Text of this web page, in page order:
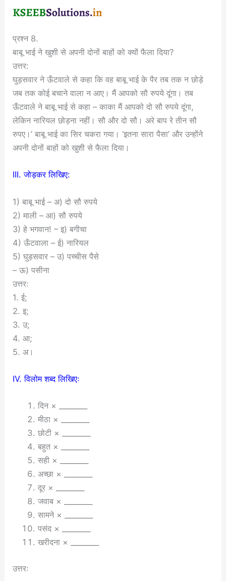
प्रश्न 8.
बाबू भाई ने खुशी से अपनी दोनों बाहों को क्यों फैला दिया?
उत्तर:
घुड़सवार ने ऊँटवाले से कहा कि वह बाबू भाई के पैर तब तक न छोड़े
जब तक कोई बचाने वाला न आए। मैं आपको सौ रुपये दूंगा। तब
ऊँटवाले ने बाबू भाई से कहा – काका मैं आपको दो सौ रुपये दूंगा,
लेकिन नारियल छोड़ना नहीं। सौ और दो सौ। अरे बाप रे तीन सौ
रुपए।’ बाबू भाई का सिर चकरा गया। ‘इतना सारा पैसा’ और उन्होंने
अपनी दोनों बाहों को खुशी से फैला दिया।
III. जोड़कर लिखिए:
1) बाबू भाई – अ) दो सौ रुपये
2) माली – आ) सौ रुपये
3) हे भगवान! – इ) बगीचा
4) ऊँटवाला – ई) नारियल
5) घुड़सवार – उ) पच्चीस पैसे
– ऊ) पसीना
उत्तरः
1. ई;
2. इ;
3. उ;
4. आ;
5. अ।
IV. विलोम शब्द लिखिएः
दिन × ________
मीठा × ________
छोटी × ________
बहुत × ________
सही × ________
अच्छा × ________
दूर × ________
जवाब × ________
सामने × ________
पसंद × ________
खरीदना × ________
उत्तरः